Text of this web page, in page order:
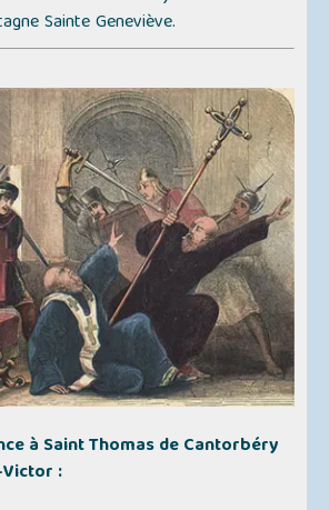
Sainte Geneviève.
à Saint Thomas de Cantorbéry
Victor :